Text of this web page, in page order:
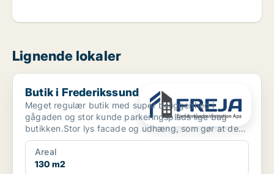
Lignende lokaler
Butik i Frederikssund
Butik i Frederikssund
Meget regulær butik med super beliggenhed i
gågaden og stor kunde parkeringsplads lige bag
butikken.Stor lys facade og udhæng, som gør at der
kan stå varer u...
Areal
130 m2